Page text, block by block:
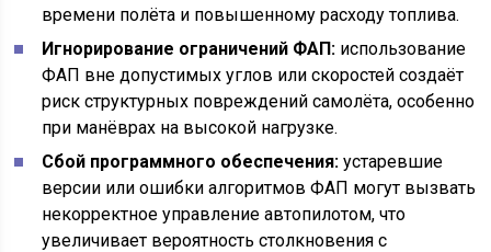
времени полёта и повышенному расходу топлива.
Игнорирование ограничений ФАП: использование
ФАП вне допустимых углов или скоростей создаёт
риск структурных повреждений самолёта, особенно
при манёврах на высокой нагрузке.
Сбой программного обеспечения: устаревшие
версии или ошибки алгоритмов ФАП могут вызвать
некорректное управление автопилотом, что
увеличивает вероятность столкновения с